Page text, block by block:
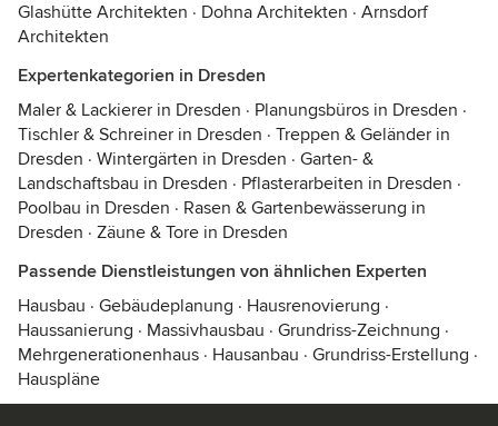
Glashütte Architekten · Dohna Architekten · Arnsdorf
Architekten
Expertenkategorien in Dresden
Maler & Lackierer in Dresden · Planungsbüros in Dresden ·
Tischler & Schreiner in Dresden · Treppen & Geländer in
Dresden · Wintergärten in Dresden · Garten- &
Landschaftsbau in Dresden · Pflasterarbeiten in Dresden ·
Poolbau in Dresden · Rasen & Gartenbewässerung in
Dresden · Zäune & Tore in Dresden
Passende Dienstleistungen von ähnlichen Experten
Hausbau · Gebäudeplanung · Hausrenovierung ·
Haussanierung · Massivhausbau · Grundriss-Zeichnung ·
Mehrgenerationenhaus · Hausanbau · Grundriss-Erstellung ·
Hauspläne